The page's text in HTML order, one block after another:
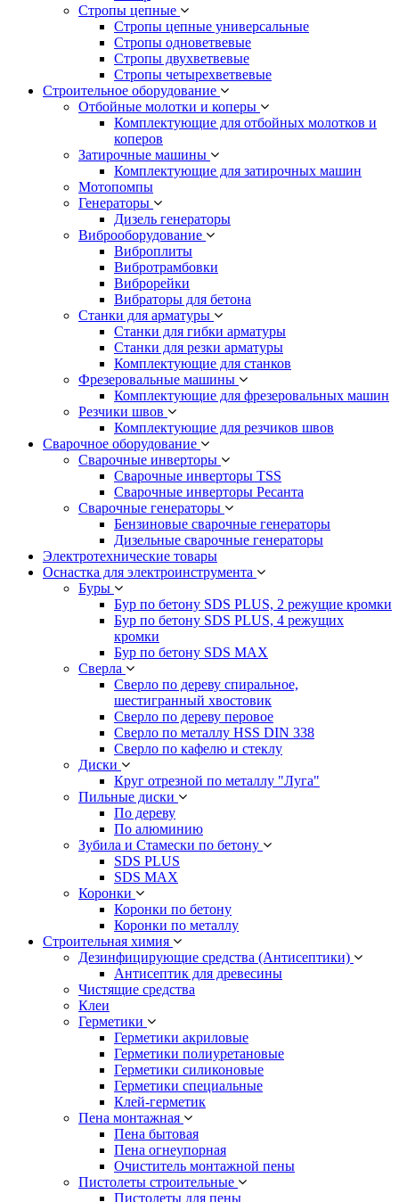
Стропы цепные
Стропы цепные универсальные
Стропы одноветвевые
Стропы двухветвевые
Стропы четырехветвевые
Строительное оборудование
Отбойные молотки и коперы
Комплектующие для отбойных молотков и
коперов
Затирочные машины
Комплектующие для затирочных машин
Мотопомпы
Генераторы
Дизель генераторы
Виброоборудование
Виброплиты
Вибротрамбовки
Виброрейки
Вибраторы для бетона
Станки для арматуры
Станки для гибки арматуры
Станки для резки арматуры
Комплектующие для станков
Фрезеровальные машины
Комплектующие для фрезеровальных машин
Резчики швов
Комплектующие для резчиков швов
Сварочное оборудование
Сварочные инверторы
Сварочные инверторы TSS
Сварочные инверторы Ресанта
Сварочные генераторы
Бензиновые сварочные генераторы
Дизельные сварочные генераторы
Электротехнические товары
Оснастка для электроинструмента
Буры
Бур по бетону SDS PLUS, 2 режущие кромки
Бур по бетону SDS PLUS, 4 режущих
кромки
Бур по бетону SDS MAX
Сверла
Сверло по дереву спиральное,
шестигранный хвостовик
Сверло по дереву перовое
Сверло по металлу HSS DIN 338
Сверло по кафелю и стеклу
Диски
Круг отрезной по металлу "Луга"
Пильные диски
По дереву
По алюминию
Зубила и Стамески по бетону
SDS PLUS
SDS MAX
Коронки
Коронки по бетону
Коронки по металлу
Строительная химия
Дезинфицирующие средства (Антисептики)
Антисептик для древесины
Чистящие средства
Клеи
Герметики
Герметики акриловые
Герметики полиуретановые
Герметики силиконовые
Герметики специальные
Клей-герметик
Пена монтажная
Пена бытовая
Пена огнеупорная
Очиститель монтажной пены
Пистолеты строительные
Пистолеты для пены